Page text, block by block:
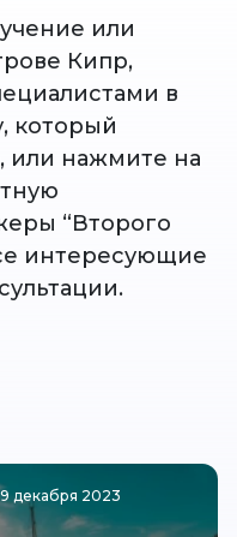
или
Кипр,
в
который
или нажмите на
“Второго
интересующие
декабря 2023